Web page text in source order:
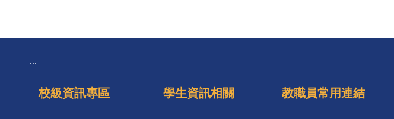
:::
校級資訊專區 學生資訊相關 教職員常用連結